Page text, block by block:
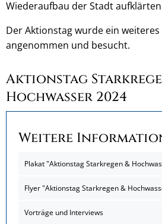
Wiederaufbau der Stadt
Der Aktionstag wurde ein
angenommen und besucht.
Aktionstag
Hochwasser 2024
Weitere
Plakat "Aktionstag Starkregen &
Flyer "Aktionstag Starkregen &
Vorträge und Interviews